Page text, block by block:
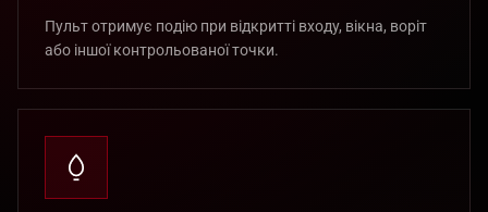
Пульт отримує подію при відкритті входу, вікна, воріт
або іншої контрольованої точки.